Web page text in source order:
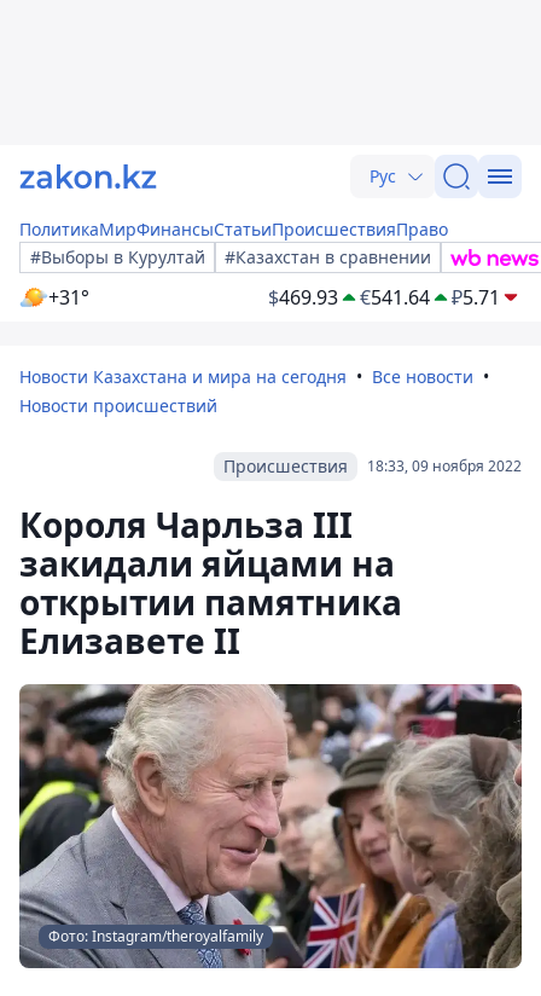
Рус
ПолитикаМирФинансыСтатьиПроисшествияПраво
#Выборы в Курултай
#Казахстан в сравнении
+31° $469.93 €541.64 ₽5.71
Новости Казахстана и мира на сегодня
Все новости
Новости происшествий
18:33, 09 ноября 2022
Происшествия
Короля Чарльза III
закидали яйцами на
открытии памятника
Елизавете II
Фото: Instagram/theroyalfamily